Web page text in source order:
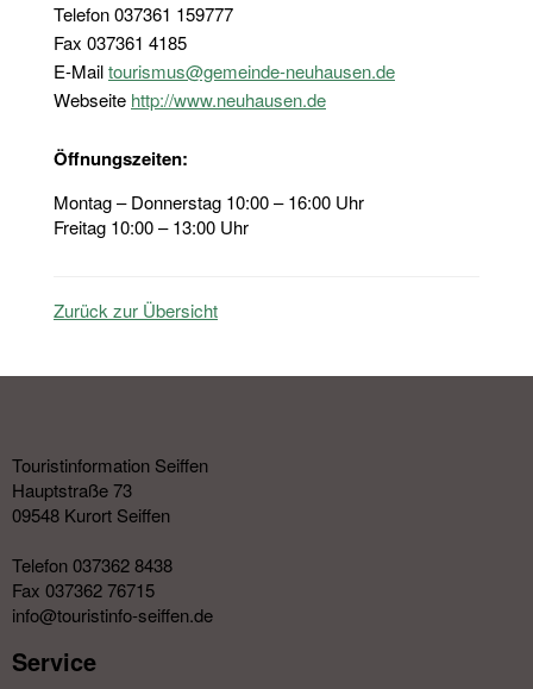
Telefon 037361 159777
Fax 037361 4185
E-Mailtourismus@gemeinde-neuhausen.de
Webseite http://www.neuhausen.de
Öffnungszeiten:
Montag – Donnerstag 10:00 – 16:00 Uhr
Freitag 10:00 – 13:00 Uhr
Zurück zur Übersicht
Touristinformation Seiffen
Hauptstraße 73
09548 Kurort Seiffen
Telefon 037362 8438
Fax 037362 76715
info@touristinfo-seiffen.de
Service​